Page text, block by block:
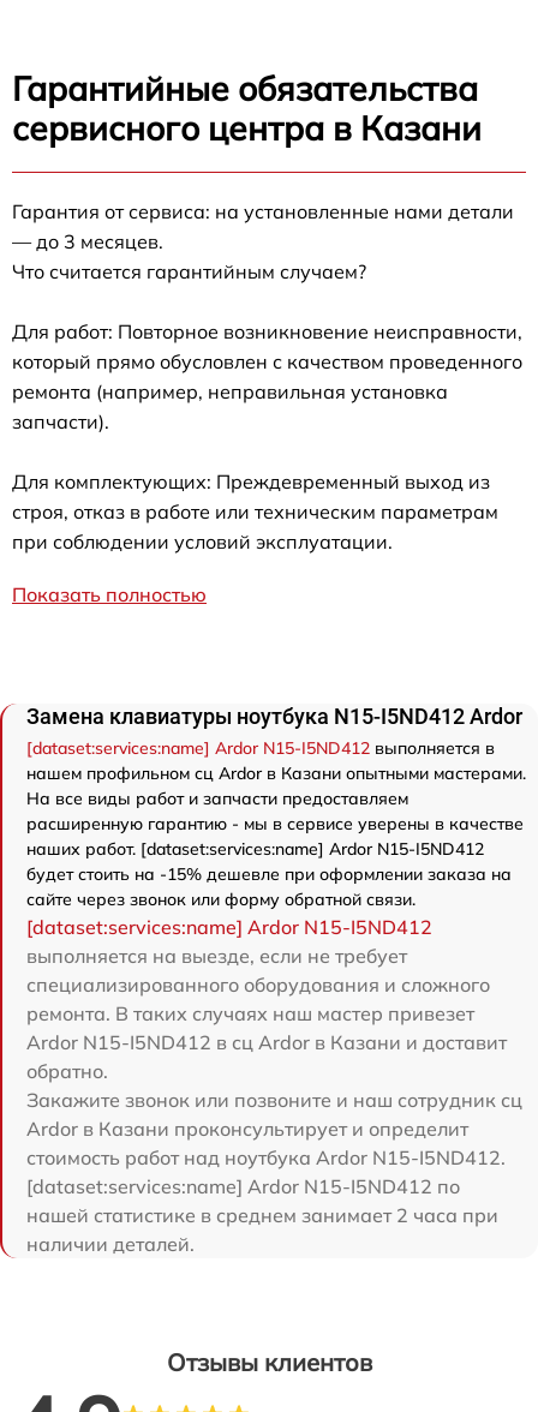
Гарантийные обязательства
сервисного центра в Казани
Гарантия от сервиса: на установленные нами детали
— до 3 месяцев.
Что считается гарантийным случаем?
Для работ: Повторное возникновение неисправности,
который прямо обусловлен с качеством проведенного
ремонта (например, неправильная установка
запчасти).
Для комплектующих: Преждевременный выход из
строя, отказ в работе или техническим параметрам
при соблюдении условий эксплуатации.
Показать полностью
Замена клавиатуры ноутбука N15-I5ND412 Ardor
[dataset:services:name] Ardor N15-I5ND412 выполняется в
нашем профильном сц Ardor в Казани опытными мастерами.
На все виды работ и запчасти предоставляем
расширенную гарантию - мы в сервисе уверены в качестве
наших работ. [dataset:services:name] Ardor N15-I5ND412
будет стоить на -15% дешевле при оформлении заказа на
сайте через звонок или форму обратной связи.
[dataset:services:name] Ardor N15-I5ND412
выполняется на выезде, если не требует
специализированного оборудования и сложного
ремонта. В таких случаях наш мастер привезет
Ardor N15-I5ND412 в сц Ardor в Казани и доставит
обратно.
Закажите звонок или позвоните и наш сотрудник сц
Ardor в Казани проконсультирует и определит
стоимость работ над ноутбука Ardor N15-I5ND412.
[dataset:services:name] Ardor N15-I5ND412 по
нашей статистике в среднем занимает 2 часа при
наличии деталей.
Отзывы клиентов